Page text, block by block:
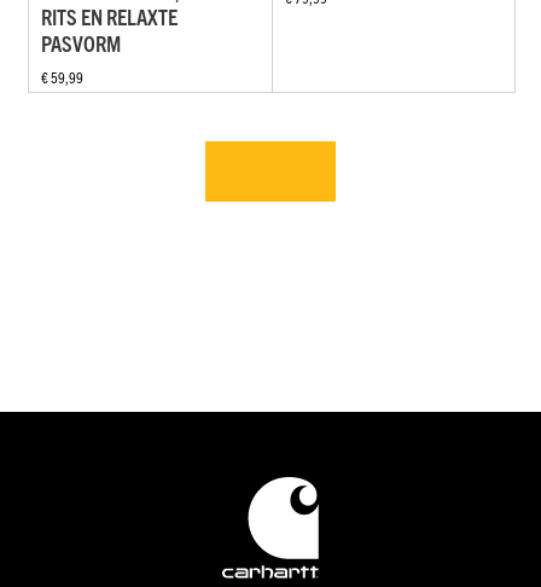
RITS EN RELAXTE
PASVORM
€ 59,99